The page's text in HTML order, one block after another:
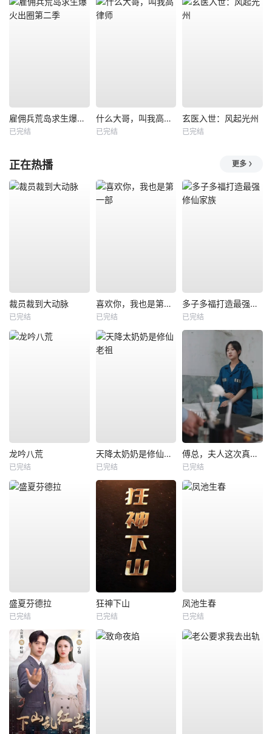
雇佣兵荒岛求生爆火出圈第二季
已完结
什么大哥，叫我高律师
已完结
玄医入世：风起光州
已完结
正在热播 更多
裁员裁到大动脉
已完结
喜欢你，我也是第一部
已完结
多子多福打造最强修仙家族
已完结
龙吟八荒
已完结
天降太奶奶是修仙老祖
已完结
傅总，夫人这次真的死了
已完结
盛夏芬德拉
已完结
狂神下山
已完结
凤池生春
已完结